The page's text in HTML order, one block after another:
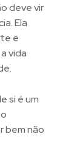
deve vir
Ela
e
vida
si é um
bem não